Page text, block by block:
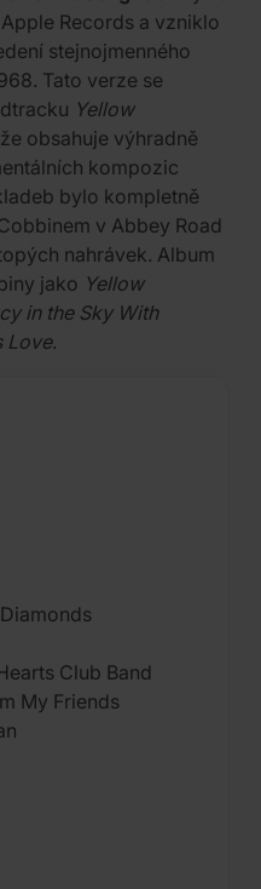
Records a vzniklo
stejnojmenného
Tato verze se
Yellow
obsahuje výhradně
kompozic
bylo kompletně
v Abbey Road
nahrávek. Album
jako Yellow
in the Sky With
Love.
Club Band
My Friends